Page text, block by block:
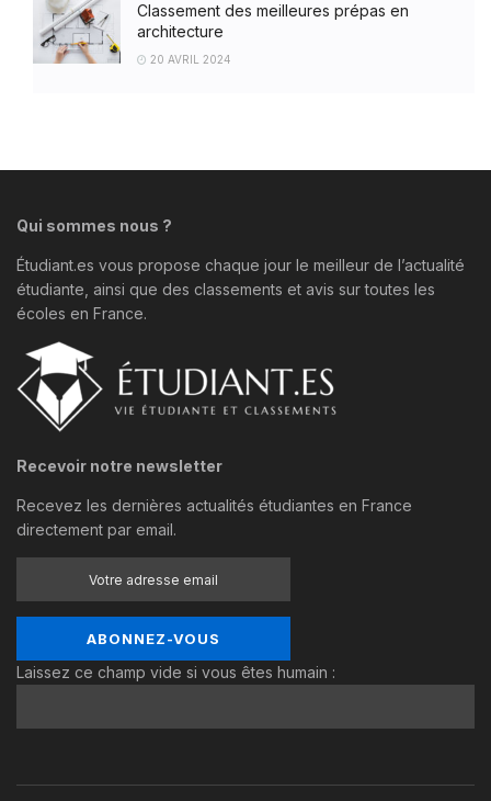
Classement des meilleures prépas en
architecture
20 AVRIL 2024
Qui sommes nous ?
Étudiant.es vous propose chaque jour le meilleur de l’actualité
étudiante, ainsi que des classements et avis sur toutes les
écoles en France.
Recevoir notre newsletter
Recevez les dernières actualités étudiantes en France
directement par email.
Laissez ce champ vide si vous êtes humain :